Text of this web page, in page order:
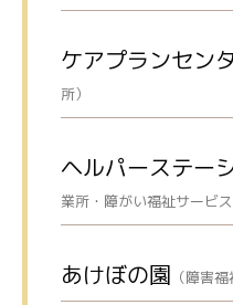
ケアプランセン
所）
ヘルパーステー
業所・障がい福祉サービス
あけぼの園 （障害